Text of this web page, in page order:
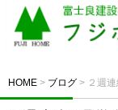
HOME > ブログ > ２週